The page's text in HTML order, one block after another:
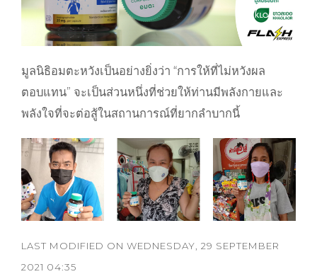
มูลนิธิอมตะหวังเป็นอย่างยิ่งว่า “การให้ที่ไม่หวังผล
ตอบแทน” จะเป็นส่วนหนึ่งที่ช่วยให้ท่านมีพลังกายและ
พลังใจที่จะต่อสู้ในสถานการณ์ที่ยากลำบากนี้
LAST MODIFIED ON WEDNESDAY, 29 SEPTEMBER
2021 04:35